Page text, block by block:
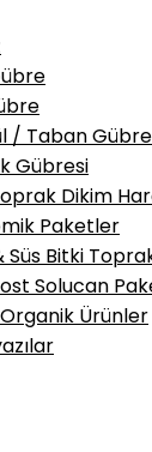
/ Taban
Gübresi
Dikim
Paketler
Süs Bitki
Solucan
Ürünler